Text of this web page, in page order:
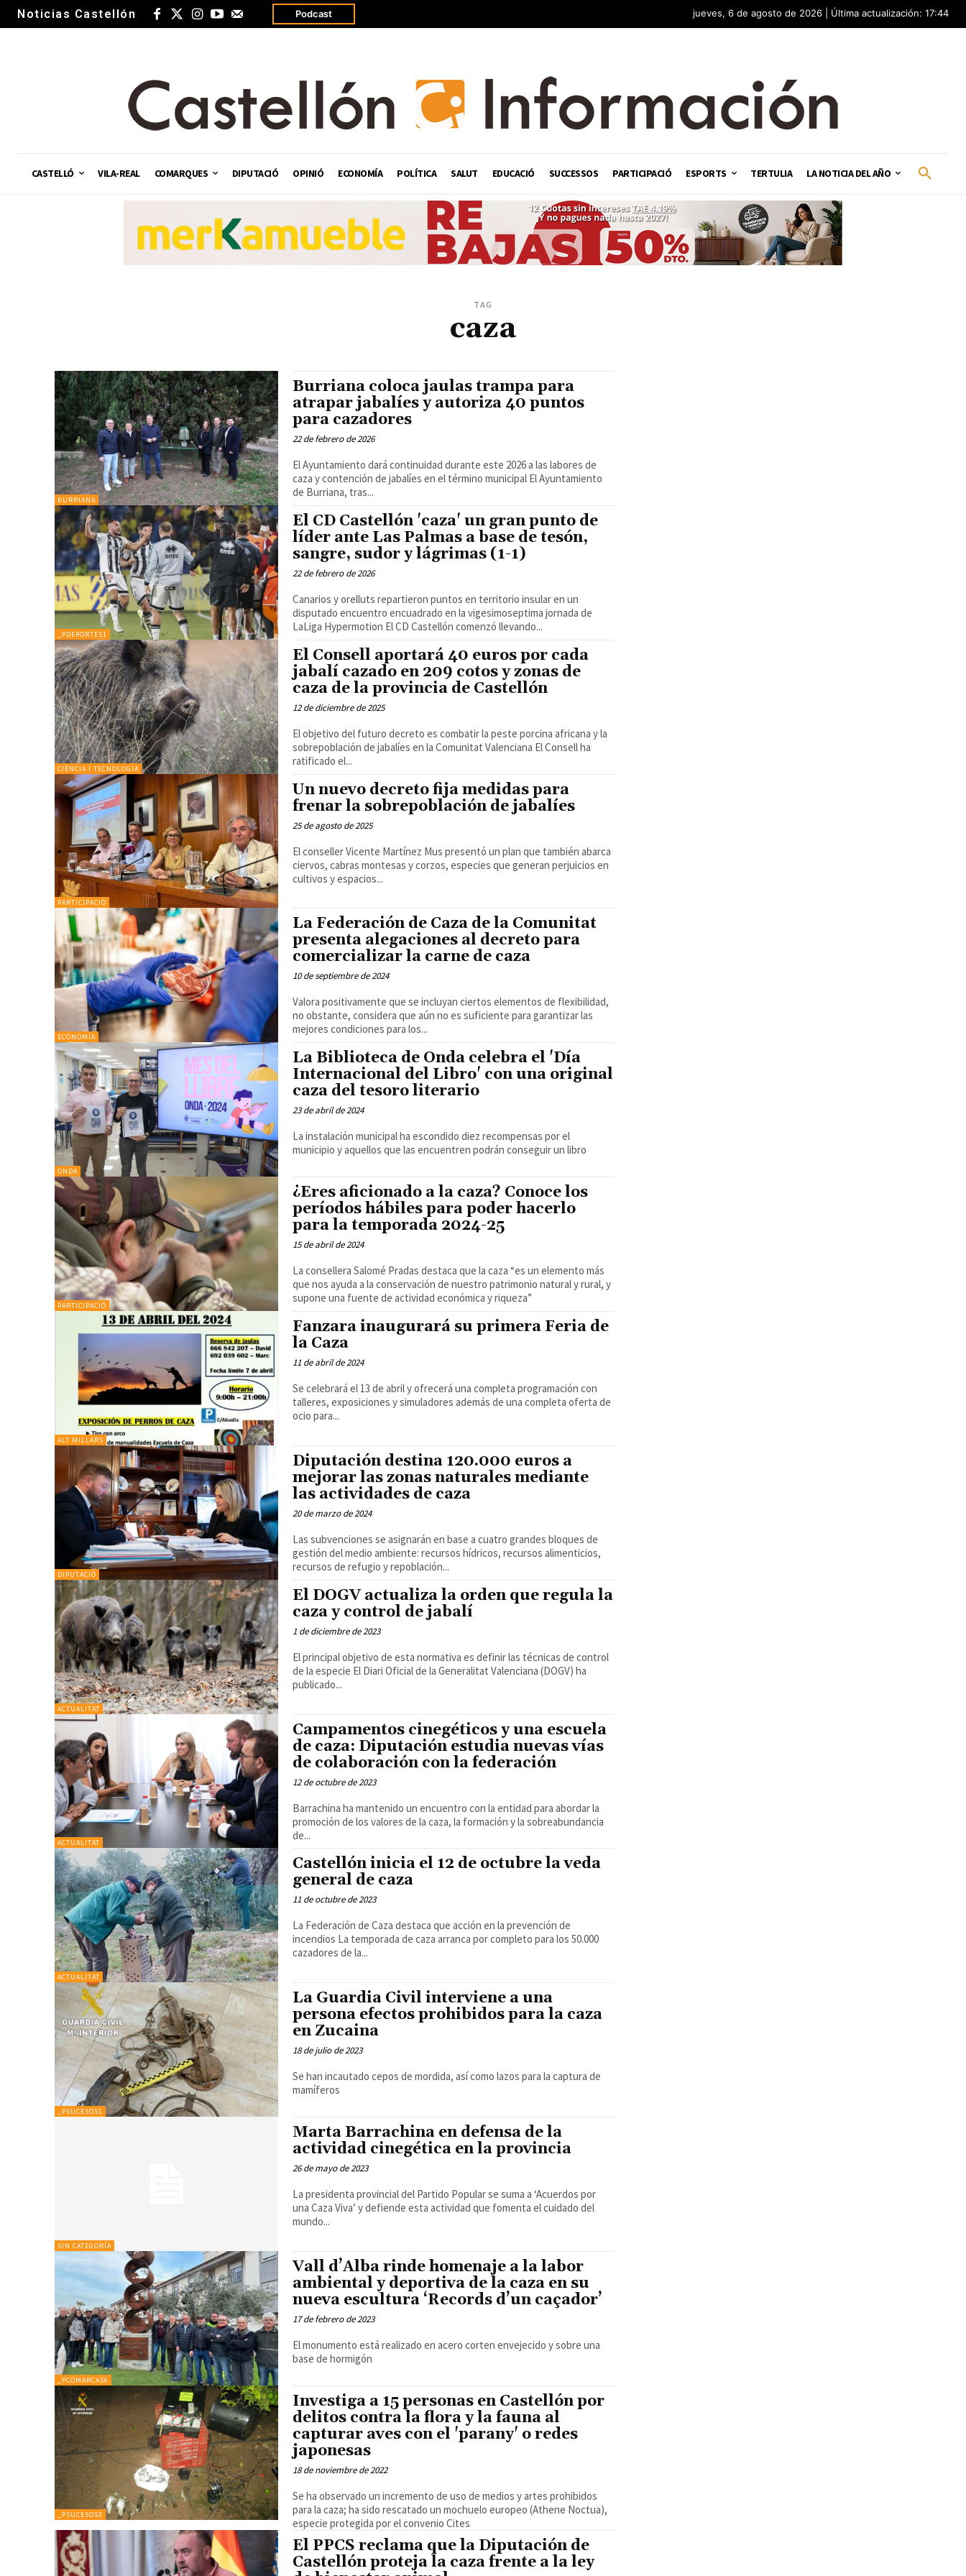
Noticias Castellón Podcast jueves, 6 de agosto de 2026 | Última actualización: 17:44
CASTELLÓ VILA-REAL COMARQUES DIPUTACIÓ OPINIÓ ECONOMÍA POLÍTICA SALUT EDUCACIÓ SUCCESSOS PARTICIPACIÓ ESPORTS TERTULIA LA NOTICIA DEL AÑO
TAG
caza
BURRIANA
Burriana coloca jaulas trampa para
atrapar jabalíes y autoriza 40 puntos
para cazadores
22 de febrero de 2026
El Ayuntamiento dará continuidad durante este 2026 a las labores de
caza y contención de jabalíes en el término municipal El Ayuntamiento
de Burriana, tras...
_PDEPORTES1
El CD Castellón 'caza' un gran punto de
líder ante Las Palmas a base de tesón,
sangre, sudor y lágrimas (1-1)
22 de febrero de 2026
Canarios y orelluts repartieron puntos en territorio insular en un
disputado encuentro encuadrado en la vigesimoseptima jornada de
LaLiga Hypermotion El CD Castellón comenzó llevando...
CIÈNCIA I TECNOLOGIA
El Consell aportará 40 euros por cada
jabalí cazado en 209 cotos y zonas de
caza de la provincia de Castellón
12 de diciembre de 2025
El objetivo del futuro decreto es combatir la peste porcina africana y la
sobrepoblación de jabalíes en la Comunitat Valenciana El Consell ha
ratificado el...
PARTICIPACIÓ
Un nuevo decreto fija medidas para
frenar la sobrepoblación de jabalíes
25 de agosto de 2025
El conseller Vicente Martínez Mus presentó un plan que también abarca
ciervos, cabras montesas y corzos, especies que generan perjuicios en
cultivos y espacios...
ECONOMÍA
La Federación de Caza de la Comunitat
presenta alegaciones al decreto para
comercializar la carne de caza
10 de septiembre de 2024
Valora positivamente que se incluyan ciertos elementos de flexibilidad,
no obstante, considera que aún no es suficiente para garantizar las
mejores condiciones para los...
ONDA
La Biblioteca de Onda celebra el 'Día
Internacional del Libro' con una original
caza del tesoro literario
23 de abril de 2024
La instalación municipal ha escondido diez recompensas por el
municipio y aquellos que las encuentren podrán conseguir un libro
PARTICIPACIÓ
¿Eres aficionado a la caza? Conoce los
períodos hábiles para poder hacerlo
para la temporada 2024-25
15 de abril de 2024
La consellera Salomé Pradas destaca que la caza “es un elemento más
que nos ayuda a la conservación de nuestro patrimonio natural y rural, y
supone una fuente de actividad económica y riqueza”
ALT MILLARS
Fanzara inaugurará su primera Feria de
la Caza
11 de abril de 2024
Se celebrará el 13 de abril y ofrecerá una completa programación con
talleres, exposiciones y simuladores además de una completa oferta de
ocio para...
DIPUTACIÓ
Diputación destina 120.000 euros a
mejorar las zonas naturales mediante
las actividades de caza
20 de marzo de 2024
Las subvenciones se asignarán en base a cuatro grandes bloques de
gestión del medio ambiente: recursos hídricos, recursos alimenticios,
recursos de refugio y repoblación...
ACTUALITAT
El DOGV actualiza la orden que regula la
caza y control de jabalí
1 de diciembre de 2023
El principal objetivo de esta normativa es definir las técnicas de control
de la especie El Diari Oficial de la Generalitat Valenciana (DOGV) ha
publicado...
ACTUALITAT
Campamentos cinegéticos y una escuela
de caza: Diputación estudia nuevas vías
de colaboración con la federación
12 de octubre de 2023
Barrachina ha mantenido un encuentro con la entidad para abordar la
promoción de los valores de la caza, la formación y la sobreabundancia
de...
ACTUALITAT
Castellón inicia el 12 de octubre la veda
general de caza
11 de octubre de 2023
La Federación de Caza destaca que acción en la prevención de
incendios La temporada de caza arranca por completo para los 50.000
cazadores de la...
_PSUCESOS1
La Guardia Civil interviene a una
persona efectos prohibidos para la caza
en Zucaina
18 de julio de 2023
Se han incautado cepos de mordida, así como lazos para la captura de
mamíferos
SIN CATEGORÍA
Marta Barrachina en defensa de la
actividad cinegética en la provincia
26 de mayo de 2023
La presidenta provincial del Partido Popular se suma a ‘Acuerdos por
una Caza Viva’ y defiende esta actividad que fomenta el cuidado del
mundo...
_PCOMARCAS6
Vall d’Alba rinde homenaje a la labor
ambiental y deportiva de la caza en su
nueva escultura ‘Records d’un caçador’
17 de febrero de 2023
El monumento está realizado en acero corten envejecido y sobre una
base de hormigón
_PSUCESOS3
Investiga a 15 personas en Castellón por
delitos contra la flora y la fauna al
capturar aves con el 'parany' o redes
japonesas
18 de noviembre de 2022
Se ha observado un incremento de uso de medios y artes prohibidos
para la caza; ha sido rescatado un mochuelo europeo (Athene Noctua),
especie protegida por el convenio Cites
El PPCS reclama que la Diputación de
Castellón proteja la caza frente a la ley